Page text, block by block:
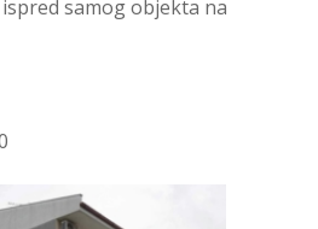
samog objekta na